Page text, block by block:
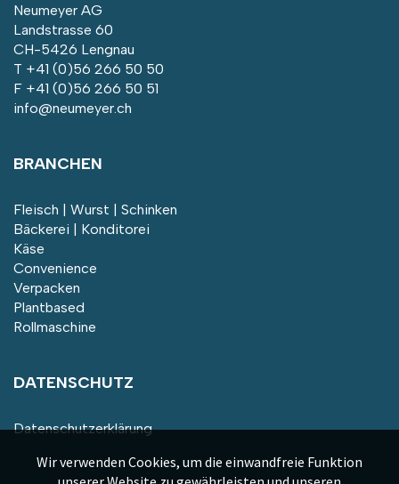
Neumeyer AG
Landstrasse 60
CH-5426 Lengnau
T +41 (0)56 266 50 50
F +41 (0)56 266 50 51
info@neumeyer.ch
BRANCHEN
Fleisch | Wurst | Schinken
Bäckerei | Konditorei
Käse
Convenience
Verpacken
Plantbased
Rollmaschine
DATENSCHUTZ
Datenschutzerklärung
Wir verwenden Cookies, um die einwandfreie Funktion